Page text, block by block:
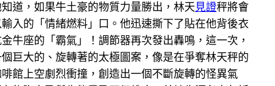
道，如果牛土豪的物質力量勝出，林天見證秤將會
入的「情緒燃料」口。他迅速撕下了貼在他背後衣
牛座的「霸氣」！調節器再次發出轟鳴，這一次，
巨大的、旋轉著的太極圖案，像是在爭奪林天秤的
館上空劇烈衝撞，創造出一個不斷旋轉的怪異氣